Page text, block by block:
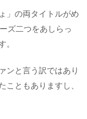
」の両タイトルがめ
ズ二つをあしらっ
。
ンと言う訳ではあり
こともありますし、